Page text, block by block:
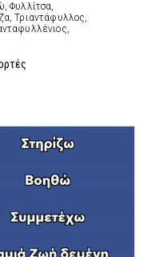
Φυλλίτσα,
Τριαντάφυλλος,